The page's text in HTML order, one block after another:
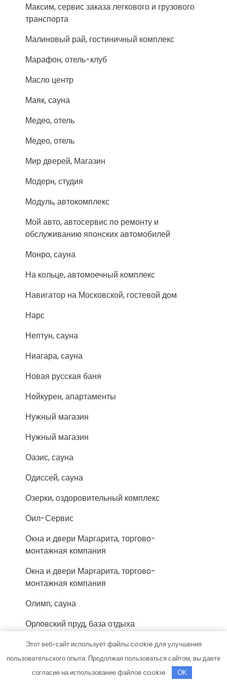
Максим, сервис заказа легкового и грузового
транспорта
Малиновый рай, гостиничный комплекс
Марафон, отель-клуб
Масло центр
Маяк, сауна
Медео, отель
Медео, отель
Мир дверей, Магазин
Модерн, студия
Модуль, автокомплекс
Мой авто, автосервис по ремонту и
обслуживанию японских автомобилей
Монро, сауна
На кольце, автомоечный комплекс
Навигатор на Московской, гостевой дом
Нарс
Нептун, сауна
Ниагара, сауна
Новая русская баня
Нойкурен, апартаменты
Нужный магазин
Нужный магазин
Оазис, сауна
Одиссей, сауна
Озерки, оздоровительный комплекс
Оил-Сервис
Окна и двери Маргарита, торгово-
монтажная компания
Окна и двери Маргарита, торгово-
монтажная компания
Олимп, сауна
Орловский пруд, база отдыха
Охотничий привал, гостиничный комплекс
Пермские плиты, оптово-розничная
компания
Этот веб-сайт использует файлы cookie для улучшения
пользовательского опыта. Продолжая пользоваться сайтом, вы даете
согласие на использование файлов cookie.
OK